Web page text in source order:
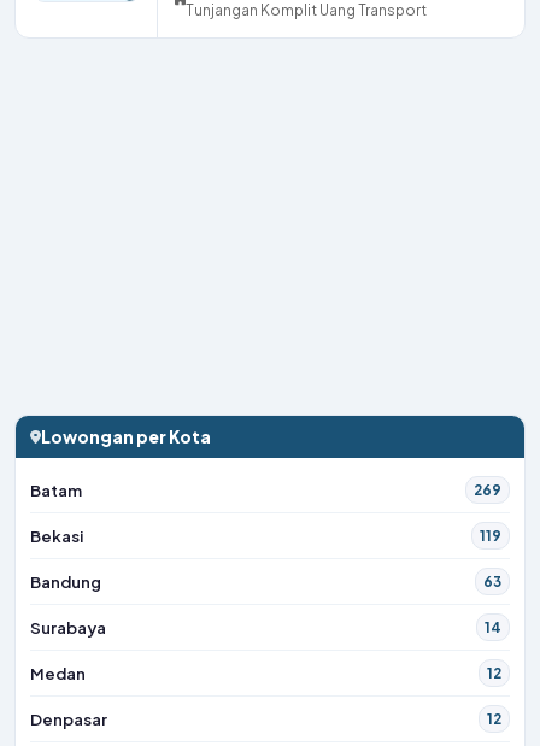
Tunjangan Komplit Uang Transport
Lowongan per Kota
Batam 269
Bekasi 119
Bandung 63
Surabaya 14
Medan 12
Denpasar 12